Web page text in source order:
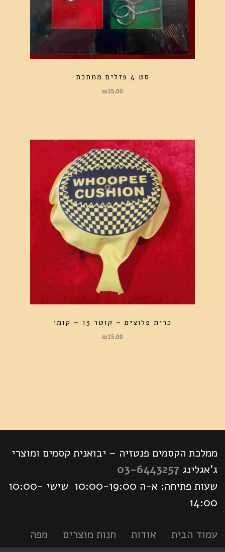
סט 4 פזלים ממתכת
₪35.00
כרית פלוצים – קוטר 13 – קומי
₪15.00
ממלכת הקסמים פנטזיה – יבואנית קסמים ומוצרי
ג'אגלינג 03-6443257
שעות פתיחה: א-ה 10:00-19:00 שישי 10:00-
14:00
עמוד הבית אודות חנות מוצרים
מפה